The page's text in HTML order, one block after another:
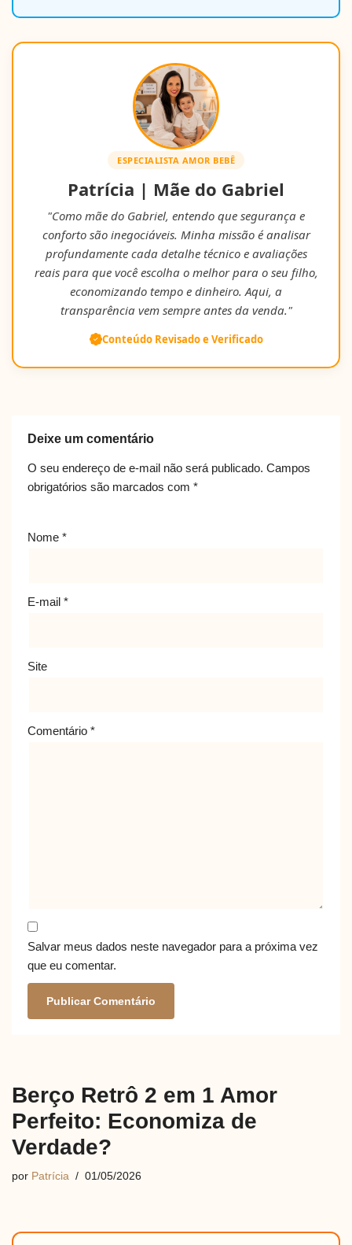
ESPECIALISTA AMOR BEBÊ
Patrícia | Mãe do Gabriel
"Como mãe do Gabriel, entendo que segurança e
conforto são inegociáveis. Minha missão é analisar
profundamente cada detalhe técnico e avaliações
reais para que você escolha o melhor para o seu filho,
economizando tempo e dinheiro. Aqui, a
transparência vem sempre antes da venda."
Conteúdo Revisado e Verificado
Deixe um comentário
O seu endereço de e-mail não será publicado. Campos
obrigatórios são marcados com *
Nome *
E-mail *
Site
Comentário *
Salvar meus dados neste navegador para a próxima vez
que eu comentar.
Berço Retrô 2 em 1 Amor
Perfeito: Economiza de
Verdade?
por Patrícia 01/05/2026